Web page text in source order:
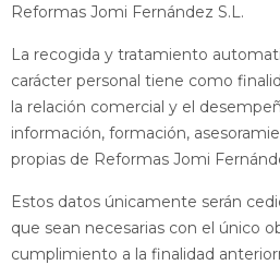
Reformas Jomi Fernández S.L.
La recogida y tratamiento
carácter personal tiene como
la relación comercial y el
información, formación,
propias de Reformas Jomi
Estos datos únicamente serán
que sean necesarias con el único
cumplimiento a la finalidad